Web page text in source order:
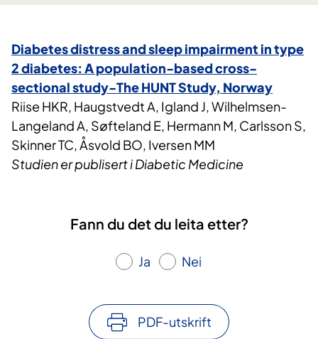
Diabetes distress and sleep impairment in type
2 diabetes: A population-based cross-
sectional study-The HUNT Study, Norway
Riise HKR, Haugstvedt A, Igland J, Wilhelmsen-
Langeland A, Søfteland E, Hermann M, Carlsson S,
Skinner TC, Åsvold BO, Iversen MM
Studien er publisert i Diabetic Medicine
Fann du det du leita etter?
Ja Nei
PDF-utskrift